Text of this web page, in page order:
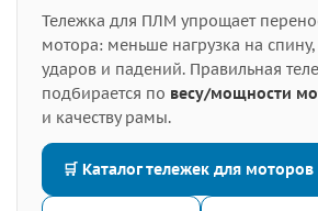
Тележка для ПЛМ упрощает
мотора: меньше нагрузка на
ударов и падений. Правильная
подбирается по весу/мощности
и качеству рамы.
🛒 Каталог тележек для моторов